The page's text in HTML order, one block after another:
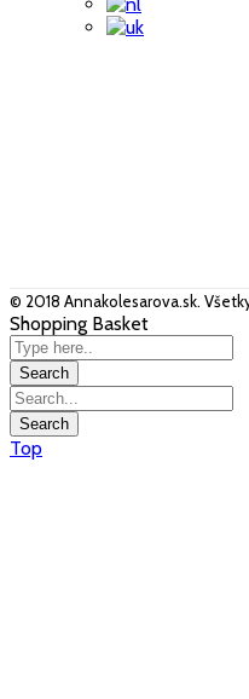
© 2018 Annakolesarova.sk.
Shopping Basket
Top